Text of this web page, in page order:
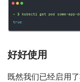
好好使用
既然我们已经启用